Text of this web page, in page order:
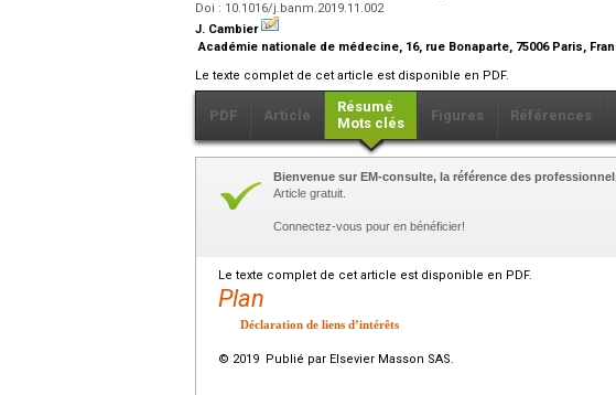
Doi : 10.1016/j.banm.2019.11.002
J. Cambier
Académie nationale de médecine, 16, rue Bonaparte, 75006 Paris,
Le texte complet de cet article est disponible en PDF.
PDF Article
Résumé
Mots clés
Figures Références
Bienvenue sur EM-consulte, la référence des
Article gratuit.
Connectez-vous pour en bénéficier!
Le texte complet de cet article est disponible en PDF.
Plan
Déclaration de liens d’intérêts
© 2019 Publié par Elsevier Masson SAS.